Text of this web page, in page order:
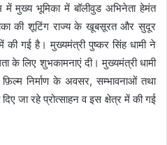
में मुख्य भूमिका में बॉलीवुड अभिनेता हेमंत
की शूटिंग राज्य के खूबसूरत और सुदूर
की गई है। मुख्यमंत्री पुष्कर सिंह धामी ने
के लिए शुभकामनाएं दी। मुख्यमंत्री धामी
निर्माण के अवसर, सम्भावनाओं तथा
दिए जा रहे प्रोत्साहन व इस क्षेत्र में की गई